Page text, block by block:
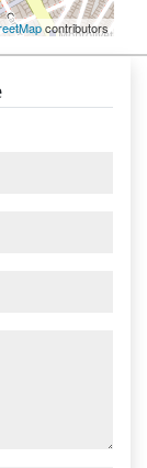
contributors